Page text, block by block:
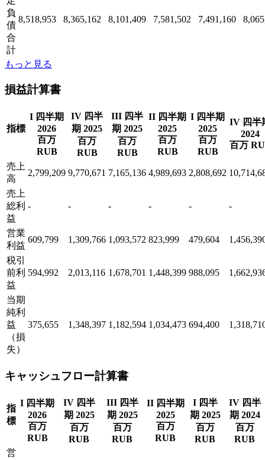
負
債
合
計
8,518,953 8,365,162 8,101,409 7,581,502 7,491,160
もっと見る
損益計算書
指標
I 四半期
2026
百万
RUB
IV 四半
期 2025
百万
RUB
III 四半
期 2025
百万
RUB
II 四半期
2025
百万
RUB
I 四半期
2025
百万
RUB
IV 四半
2024
百万
売上
高
2,799,209 9,770,671 7,165,136 4,989,693 2,808,692
売上
総利
益
- - - - - -
営業
利益
609,799 1,309,766 1,093,572 823,999 479,604
税引
前利
益
594,992 2,013,116 1,678,701 1,448,399 988,095
当期
純利
益
（損
失）
375,655 1,348,397 1,182,594 1,034,473 694,400
キャッシュフロー計算書
指
標
I 四半期
2026
百万
RUB
IV 四半
期 2025
百万
RUB
III 四半
期 2025
百万
RUB
II 四半期
2025
百万
RUB
I 四半
期 2025
百万
RUB
IV 四半
期 2024
百万
RUB
営